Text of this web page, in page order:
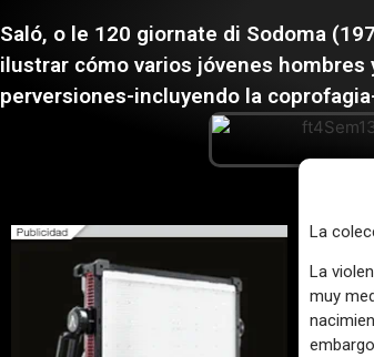
Saló, o le 120 giornate di Sodoma
ilustrar cómo varios jóvenes
perversiones-incluyendo la
La
La
muy